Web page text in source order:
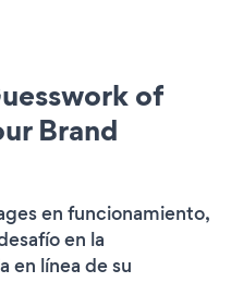
of
Brand
en funcionamiento,
en la
en línea de su